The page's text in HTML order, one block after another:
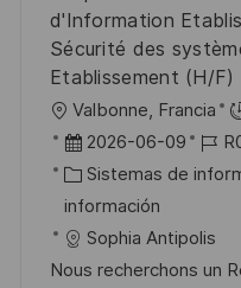
d'Information
Sécurité des
Etablissement (H/F)
U
b
a
c
Valbonne, Francia
F
e
c
h
a
2026-06-09
I
D
e
e
C
a
t
e
Sistemas de
información
Sophia Antipolis
Nous recherchons un